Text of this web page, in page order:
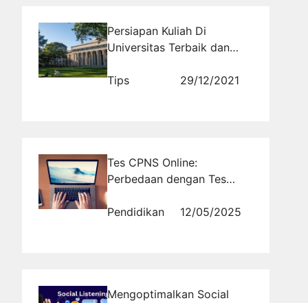
Persiapan Kuliah Di
Universitas Terbaik dan
Luar Negeri Bersama
Tips 29/12/2021
Tes CPNS Online:
Perbedaan dengan Tes
Pendidikan
12/05/2025
Mengoptimalkan Social